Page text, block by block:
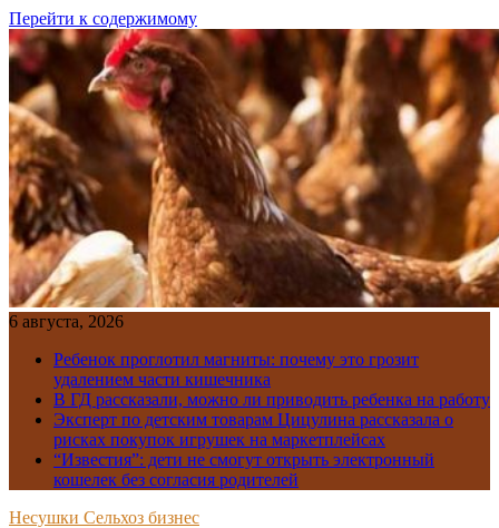
Перейти к содержимому
6 августа, 2026
Ребенок проглотил магниты: почему это грозит
удалением части кишечника
В ГД рассказали, можно ли приводить ребенка на работу
Эксперт по детским товарам Цицулина рассказала о
рисках покупок игрушек на маркетплейсах
“Известия”: дети не смогут открыть электронный
кошелек без согласия родителей
Несушки Сельхоз бизнес